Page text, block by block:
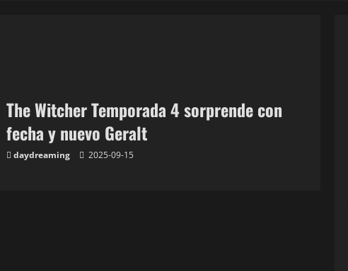
The Witcher Temporada 4 sorprende con
fecha y nuevo Geralt
daydreaming 2025-09-15